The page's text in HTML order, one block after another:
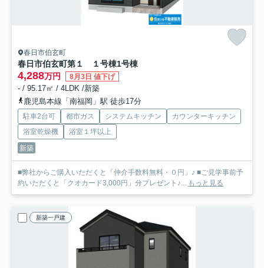
春日市伯玄町
春日市伯玄町第１ １号棟1号棟
4,288万円 8月3日 値下げ
- / 95.17㎡ / 4LDK /新築
鹿児島本線「南福岡」駅 徒歩17分
駐車2台可 都市ガス システムキッチン
カウンターキッチン
浴室乾燥機
浴室１坪以上
新築
■弊社からご購入いただくと「仲介手数料無料・０円」♪ ■ご見学事前予
約いただくと「クオカード3,000円」分プレゼント♪... もっと見る
新築一戸建